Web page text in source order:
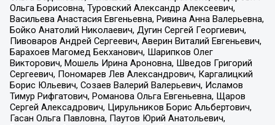
Ольга Борисовна, Туровский Александр Алексеевич,
Васильева Анастасия Евгеньевна, Ривина Анна Валерьевна,
Бойко Анатолий Николаевич, Дугин Сергей Георгиевич,
Пивоваров Андрей Сергеевич, Аверин Виталий Евгеньевич,
Барахоев Магомед Бекханович, Шарипков Олег
Викторович, Мошель Ирина Ароновна, Шведов Григорий
Сергеевич, Пономарев Лев Александрович, Каргалицкий
Борис Юльевич, Созаев Валерий Валерьевич, Исламов
Тимур Рифгатович, Романова Ольга Евгеньевна, Щаров
Сергей Алексадрович, Цирульников Борис Альбертович,
Гасан Ольга Павловна, Паутов Юрий Анатольевич,